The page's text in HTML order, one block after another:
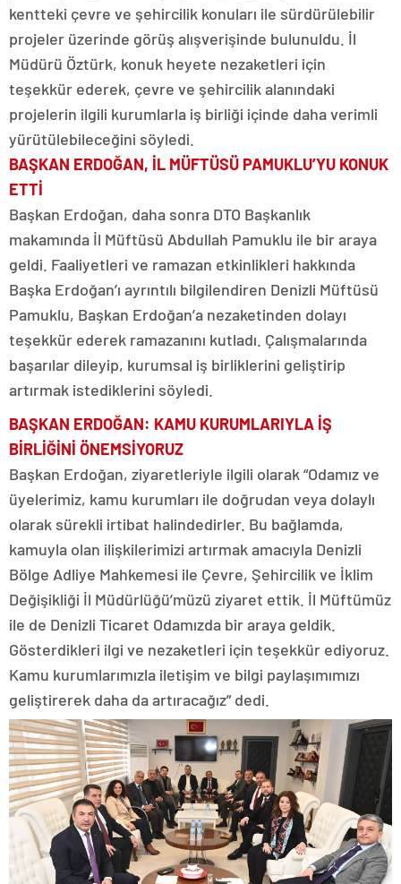
kentteki çevre ve şehircilik konuları ile sürdürülebilir
projeler üzerinde görüş alışverişinde bulunuldu. İl
Müdürü Öztürk, konuk heyete nezaketleri için
teşekkür ederek, çevre ve şehircilik alanındaki
projelerin ilgili kurumlarla iş birliği içinde daha verimli
yürütülebileceğini söyledi.
BAŞKAN ERDOĞAN, İL MÜFTÜSÜ PAMUKLU’YU KONUK
ETTİ
Başkan Erdoğan, daha sonra DTO Başkanlık
makamında İl Müftüsü Abdullah Pamuklu ile bir araya
geldi. Faaliyetleri ve ramazan etkinlikleri hakkında
Başka Erdoğan’ı ayrıntılı bilgilendiren Denizli Müftüsü
Pamuklu, Başkan Erdoğan’a nezaketinden dolayı
teşekkür ederek ramazanını kutladı. Çalışmalarında
başarılar dileyip, kurumsal iş birliklerini geliştirip
artırmak istediklerini söyledi.
BAŞKAN ERDOĞAN: KAMU KURUMLARIYLA İŞ
BİRLİĞİNİ ÖNEMSİYORUZ
Başkan Erdoğan, ziyaretleriyle ilgili olarak “Odamız ve
üyelerimiz, kamu kurumları ile doğrudan veya dolaylı
olarak sürekli irtibat halindedirler. Bu bağlamda,
kamuyla olan ilişkilerimizi artırmak amacıyla Denizli
Bölge Adliye Mahkemesi ile Çevre, Şehircilik ve İklim
Değişikliği İl Müdürlüğü’müzü ziyaret ettik. İl Müftümüz
ile de Denizli Ticaret Odamızda bir araya geldik.
Gösterdikleri ilgi ve nezaketleri için teşekkür ediyoruz.
Kamu kurumlarımızla iletişim ve bilgi paylaşımımızı
geliştirerek daha da artıracağız” dedi.